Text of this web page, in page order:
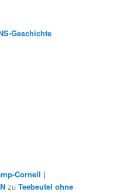
Geschichte
Cornell |
zuTeebeutel ohne